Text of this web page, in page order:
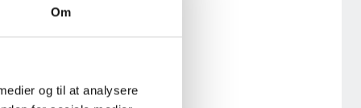
Om
og til at analysere
Det er
hører under